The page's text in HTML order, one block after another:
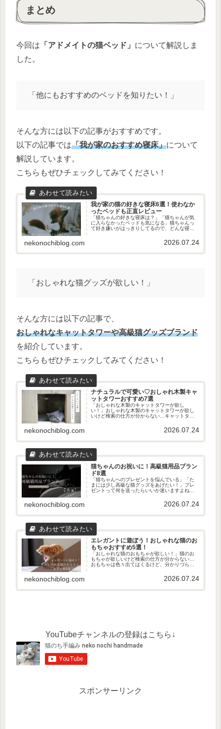
まとめ
今回は 「アドメイトの猫ベッド」 について解説しま
した。
「他にもおすすめのベッドを知りたい！」
そんな方には以下の記事がおすすめです。
以下の記事では「我が家のおすすめ寝床」について
解説しています。
こちらもぜひチェックしてみてください！
我が家の猫の好きな寝床6選！使わなか
ったベッドも正直レビュー
「猫ちゃんの好きな寝床は？」「猫ちゃんが気
に入らなかったベッドも気になる」猫ちゃんっ
て好き嫌いがはっきりしてるので、どんな寝床
とで今回は、我が家の猫さんの好きな寝床を紹
介します。気に入らなかった寝床...
nekonochiblog.com 2026.07.24
「おしゃれな猫グッズが欲しい！」
そんな方には以下の記事で、
おしゃれなキャットタワーや高級猫グッズブランド
を紹介しています。
こちらもぜひチェックしてみてください！
ナチュラルで可愛い♡おしゃれ木製キャ
ットタワーおすすめ7選
「おしゃれな木製のキャットタワーが欲し
い！」おしゃれな木製のキャットタワーが欲し
いけど検索の仕方が分からない…キャットタワ
ね。そんな方に、今回は「おしゃれな木製のキ
ャットタワー」を探してきたのでご紹...
nekonochiblog.com 2026.07.24
猫ちゃんのお祝いに！高級猫用品ブラン
ド8選
「猫ちゃんへのプレゼントを悩んでいる」「た
まには少し高級な猫グッズをあげたい！」プレ
ゼントって何を送ったらいいか迷いますよね…
級猫用品ブランドを紹介します。これを読め
ば、きっと欲しいものが見つかるは...
nekonochiblog.com 2026.07.24
エレガントに遊ぼう！おしゃれな猫のお
もちゃおすすめ5選！
「おしゃれな猫のおもちゃが欲しい！」猫のお
もちゃが欲しいけど検索の仕方が分からない…
おもちゃは色々出てはくるけど、分かりづらい
のおもちゃ」を探してきたのでご紹介します！
おしゃれな猫のおもちゃが欲しい...
nekonochiblog.com 2026.07.24
YouTubeチャンネルの登録はこちら↓
スポンサーリンク